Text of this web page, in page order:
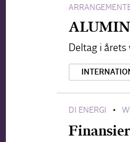
Deltag i
DI ENERGI •